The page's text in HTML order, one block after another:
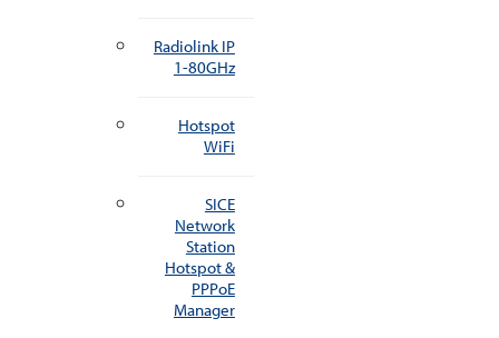
Radiolink IP
1-80GHz
Hotspot
WiFi
SICE
Network
Station
Hotspot &
PPPoE
Manager